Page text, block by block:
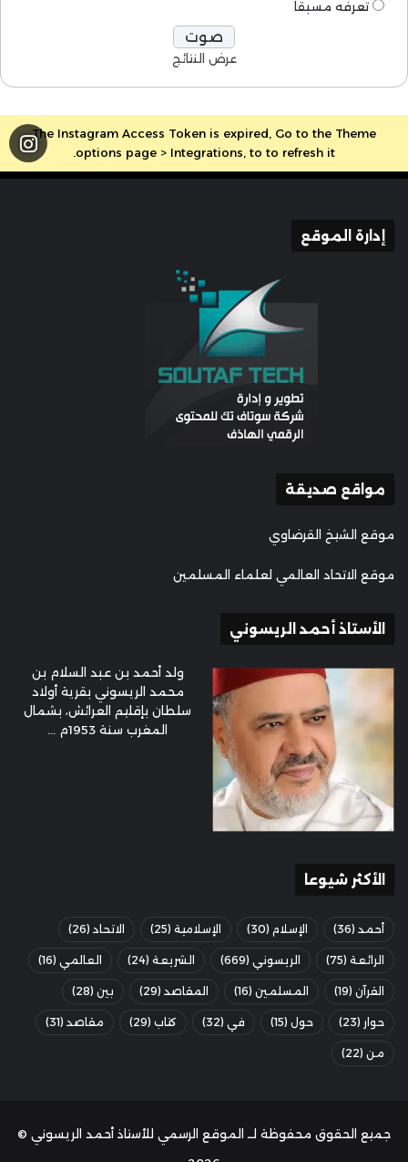
تعرفه مسبقا
عرض النتائج
The Instagram Access Token is expired, Go to the Theme
options page > Integrations, to to refresh it.
إدارة الموقع
مواقع صديقة
موقع الشيخ القرضاوي
موقع الاتحاد العالمي لعلماء المسلمين
الأستاذ أحمد الريسوني
ولد أحمد بن عبد السلام بن
محمد الريسوني بقرية أولاد
سلطان بإقليم العرائش، بشمال
المغرب سنة 1953م ...
الأكثر شيوعا
أحمد (36) الإسلام (30) الإسلامية (25) الاتحاد (26)
الرائعة (75) الريسوني (669) الشريعة (24) العالمي (16)
القرآن (19) المسلمين (16) المقاصد (29) بين (28)
حوار (23) حول (15) في (32) كتاب (29) مقاصد (31)
من (22)
جميع الحقوق محفوظة لــ الموقع الرسمي للأستاذ أحمد الريسوني ©